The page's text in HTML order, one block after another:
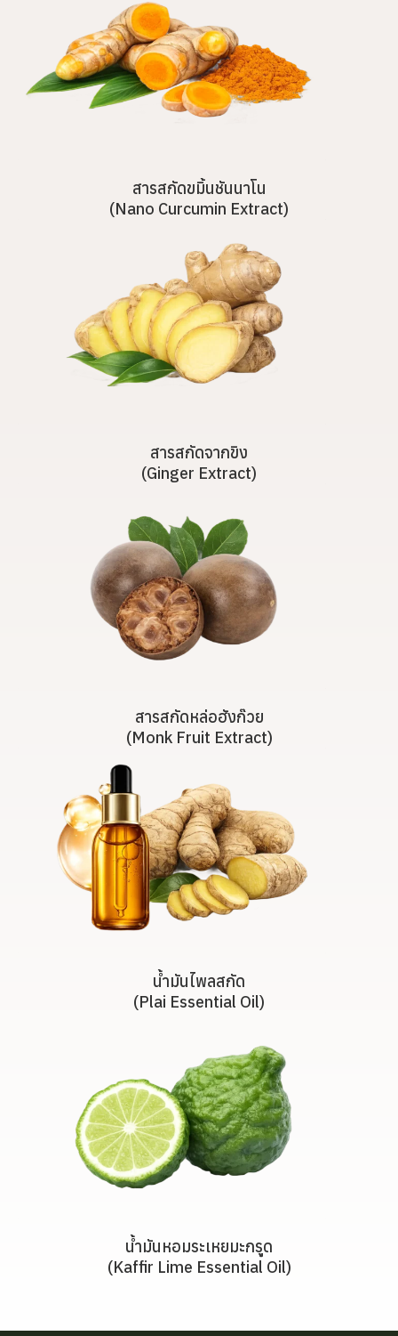
สารสกัดขมิ้นชันนาโน
(Nano Curcumin Extract)
สารสกัดจากขิง
(Ginger Extract)
สารสกัดหล่อฮังก๊วย
(Monk Fruit Extract)
น้ำมันไพลสกัด
(Plai Essential Oil)
น้ำมันหอมระเหยมะกรูด
(Kaffir Lime Essential Oil)